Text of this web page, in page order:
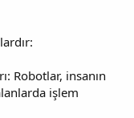
Robotlar, insanın
işlem